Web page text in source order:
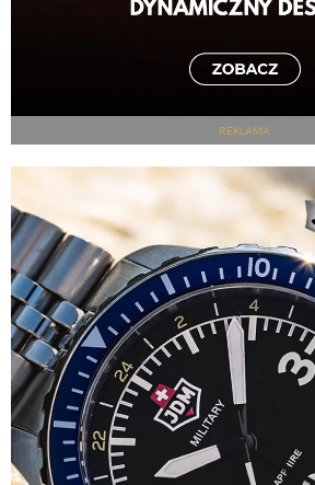
REKLAMA